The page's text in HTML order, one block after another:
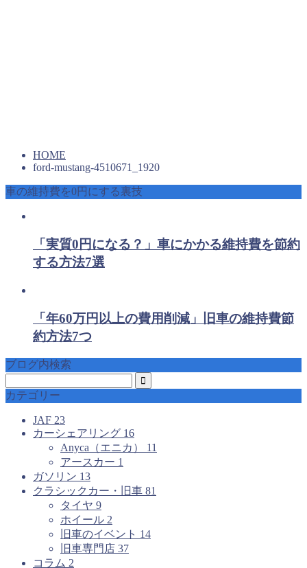
HOME
ford-mustang-4510671_1920
車の維持費を0円にする裏技
「実質0円になる？」車にかかる維持費を節約
する方法7選
「年60万円以上の費用削減」旧車の維持費節
約方法7つ
ブログ内検索
カテゴリー
JAF 23
カーシェアリング 16
Anyca（エニカ） 11
アースカー 1
ガソリン 13
クラシックカー・旧車 81
タイヤ 9
ホイール 2
旧車のイベント 14
旧車専門店 37
コラム 2